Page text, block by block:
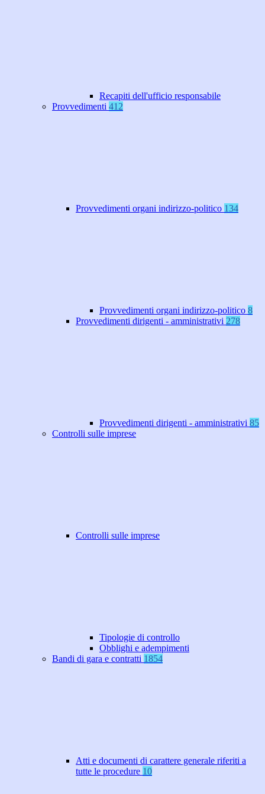
Recapiti dell'ufficio responsabile
Provvedimenti 412
Provvedimenti organi indirizzo-politico 134
Provvedimenti organi indirizzo-politico 8
Provvedimenti dirigenti - amministrativi 278
Provvedimenti dirigenti - amministrativi 85
Controlli sulle imprese
Controlli sulle imprese
Tipologie di controllo
Obblighi e adempimenti
Bandi di gara e contratti 1854
Atti e documenti di carattere generale riferiti a
tutte le procedure 10